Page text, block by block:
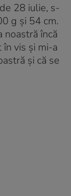
28 iulie, s-
g și 54 cm.
noastră încă
în vis și mi-a
și că se